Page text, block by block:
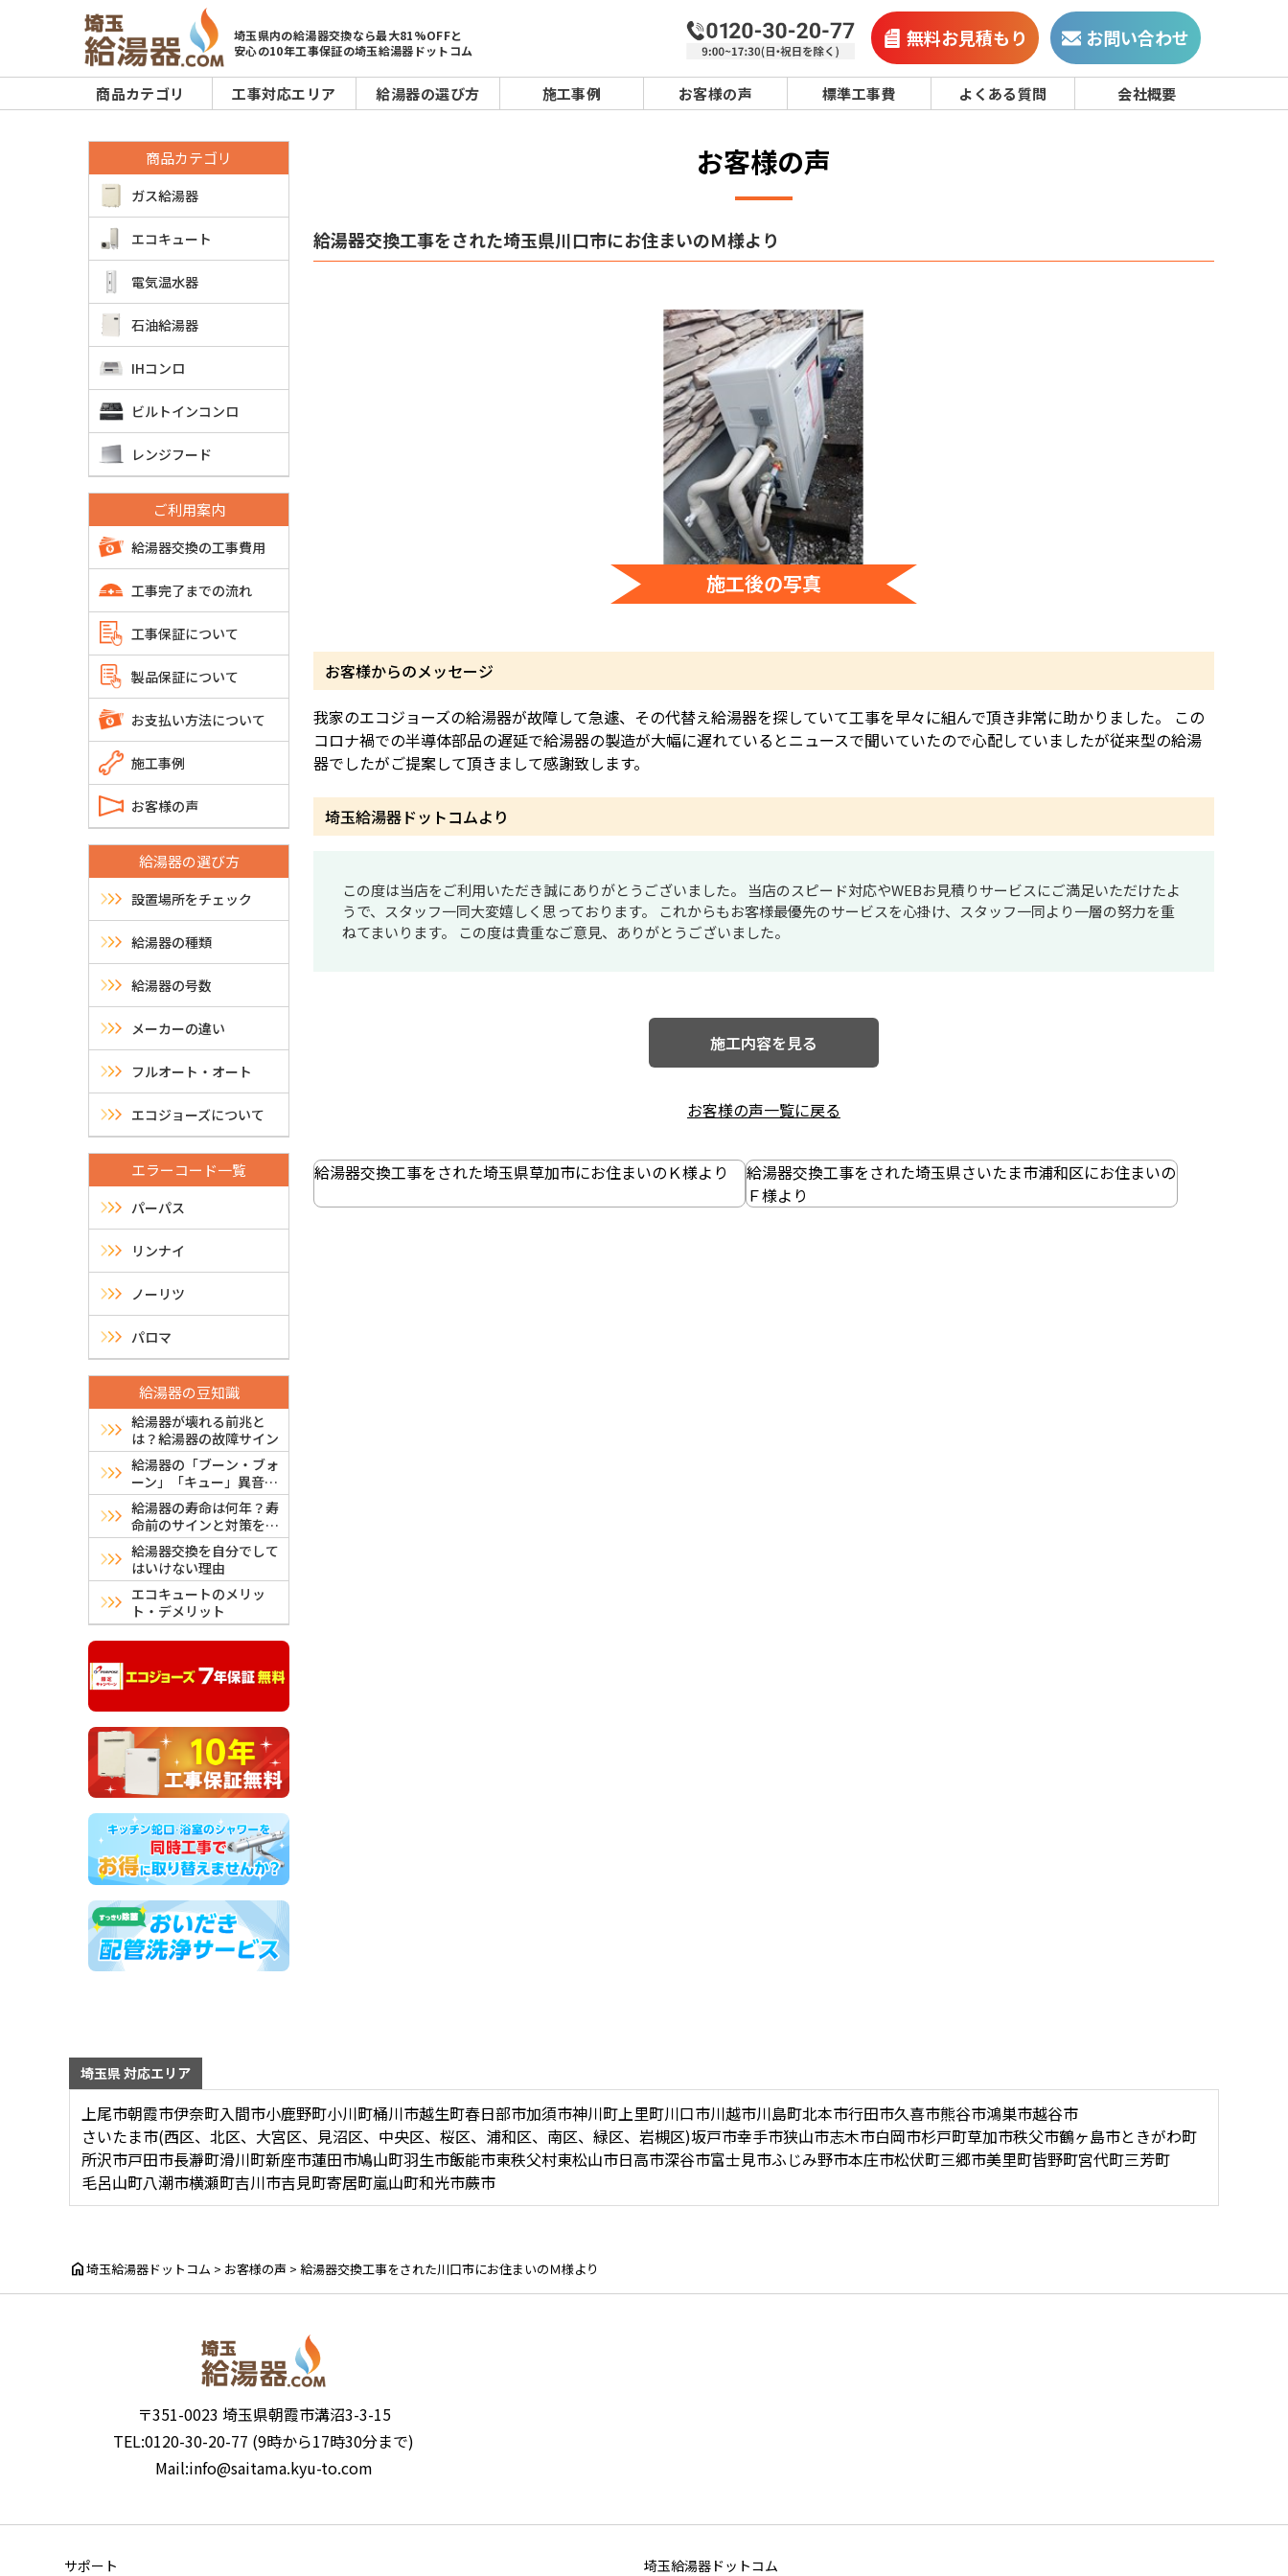
埼玉県内の給湯器交換なら最大81%OFFと
安心の10年工事保証の埼玉給湯器ドットコム
無料お見積もり お問い合わせ
商品カテゴリ 工事対応エリア 給湯器の選び方 施工事例 お客様の声 標準工事費 よくある質問 会社概要
商品カテゴリ
ガス給湯器
エコキュート
電気温水器
石油給湯器
IHコンロ
ビルトインコンロ
レンジフード
ご利用案内
給湯器交換の工事費用
工事完了までの流れ
工事保証について
製品保証について
お支払い方法について
施工事例
お客様の声
給湯器の選び方
設置場所をチェック
給湯器の種類
給湯器の号数
メーカーの違い
フルオート・オート
エコジョーズについて
エラーコード一覧
パーパス
リンナイ
ノーリツ
パロマ
給湯器の豆知識
給湯器が壊れる前兆と
は？給湯器の故障サイン
給湯器の「ブーン・ブォ
ーン」「キュー」異音は
故障？危険？原因と対処
法
給湯器の寿命は何年？寿
命前のサインと対策を解
説
給湯器交換を自分でして
はいけない理由
エコキュートのメリッ
ト・デメリット
お客様の声
給湯器交換工事をされた埼玉県川口市にお住まいのＭ様より
施工後の写真
お客様からのメッセージ
我家のエコジョーズの給湯器が故障して急遽、その代替え給湯器を探していて工事を早々に組んで頂き非常に助かりました。 この
コロナ禍での半導体部品の遅延で給湯器の製造が大幅に遅れているとニュースで聞いていたので心配していましたが従来型の給湯
器でしたがご提案して頂きまして感謝致します。
埼玉給湯器ドットコムより
この度は当店をご利用いただき誠にありがとうございました。 当店のスピード対応やWEBお見積りサービスにご満足いただけたよ
うで、スタッフ一同大変嬉しく思っております。 これからもお客様最優先のサービスを心掛け、スタッフ一同より一層の努力を重
ねてまいります。 この度は貴重なご意見、ありがとうございました。
施工内容を見る
お客様の声一覧に戻る
稿
ナ
給湯器交換工事をされた埼玉県草加市にお住まいのＫ様より
給湯器交換工事をされた埼玉県さいたま市浦和区にお住まいの
Ｆ様より
埼玉県 対応エリア
上尾市朝霞市伊奈町入間市小鹿野町小川町桶川市越生町春日部市加須市神川町 上里町川口市川越市川島町北本市行田市久喜市熊谷市鴻巣市越谷市
さいたま市(西区、北区、大宮区、見沼区、中央区、桜区、浦和区、南区、緑区、岩槻区)坂戸市幸手市狭山市志木市白岡市杉戸町草加市秩父市鶴ヶ島市ときがわ町
所沢市戸田市長瀞町滑川町新座市蓮田市鳩山町羽生市飯能市東秩父村東松山市日高市深谷市富士見市ふじみ野市本庄市松伏町三郷市美里町皆野町宮代町三芳町
毛呂山町八潮市横瀬町吉川市吉見町寄居町嵐山町和光市蕨市
home埼玉給湯器ドットコム > お客様の声 > 給湯器交換工事をされた川口市にお住まいのＭ様より
〒351-0023 埼玉県朝霞市溝沼3-3-15
TEL:0120-30-20-77 (9時から17時30分まで)
Mail:info@saitama.kyu-to.com
サポート 埼玉給湯器ドットコム